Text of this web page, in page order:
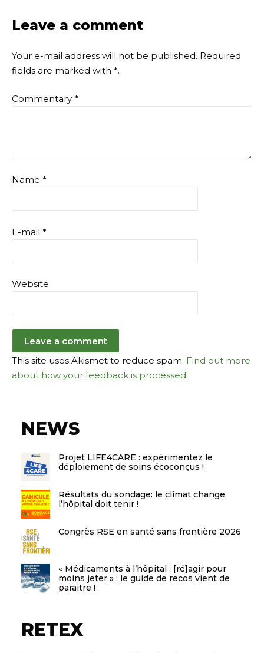
Leave a comment
Your e-mail address will not be published. Required
fields are marked with *.
Commentary *
Name *
E-mail *
Website
This site uses Akismet to reduce spam. Find out more
about how your feedback is processed.
NEWS
Projet LIFE4CARE : expérimentez le
déploiement de soins écoconçus !
Résultats du sondage: le climat change,
l’hôpital doit tenir !
Congrès RSE en santé sans frontière 2026
« Médicaments à l’hôpital : [ré]agir pour
moins jeter » : le guide de recos vient de
paraitre !
RETEX